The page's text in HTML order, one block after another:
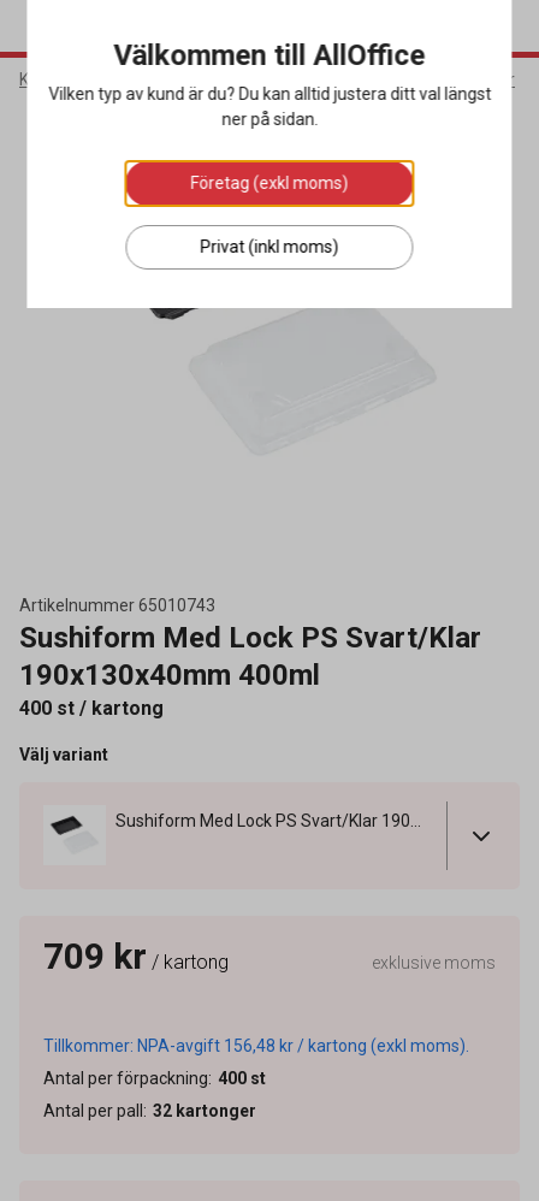
Kök & Servering Snabbmatsförpackningar
Artikelnummer65010743
Sushiform Med Lock PS Svart/Klar
190x130x40mm 400ml
400 st / kartong
Välj variant
709 kr / kartong exklusive moms
Tillkommer: NPA-avgift 156,48 kr / kartong (exkl moms).
Antal per förpackning: 400 st
Antal per pall : 32 kartonger
Välkommen till AllOffice
Vilken typ av kund är du? Du kan alltid justera ditt val längst
ner på sidan.
Företag (exkl moms)
Privat (inkl moms)